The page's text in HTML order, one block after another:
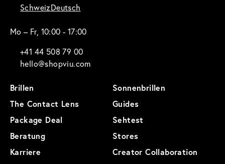
SchweizDeutsch
Mo – Fr, 10:00 - 17:00
+41 44 508 79 00
hello@shopviu.com
Brillen
Sonnenbrillen
The Contact Lens
Guides
Package Deal
Sehtest
Beratung
Stores
Karriere
Creator Collaboration